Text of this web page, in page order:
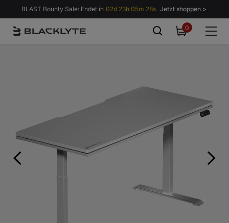
Zum Inhalt springen
BLAST Bounty Sale: Endet in 02d 23h 05m 26s. Jetzt shoppen >
00